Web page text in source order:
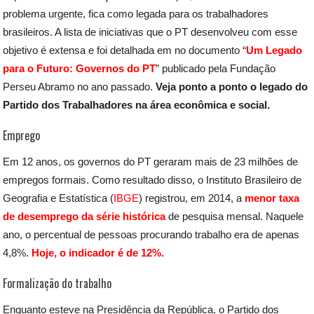
problema urgente, fica como legada para os trabalhadores
brasileiros. A lista de iniciativas que o PT desenvolveu com esse
objetivo é extensa e foi detalhada em no documento “Um Legado
para o Futuro: Governos do PT” publicado pela Fundação
Perseu Abramo no ano passado.Veja ponto a ponto o legado do
Partido dos Trabalhadores na área econômica e social.
Emprego
Em 12 anos, os governos do PT geraram mais de 23 milhões de
empregos formais. Como resultado disso, o Instituto Brasileiro de
Geografia e Estatística (IBGE) registrou, em 2014, a menor taxa
de desemprego da série histórica de pesquisa mensal. Naquele
ano, o percentual de pessoas procurando trabalho era de apenas
4,8%. Hoje, o indicador é de 12%.
Formalização do trabalho
Enquanto esteve na Presidência da República, o Partido dos